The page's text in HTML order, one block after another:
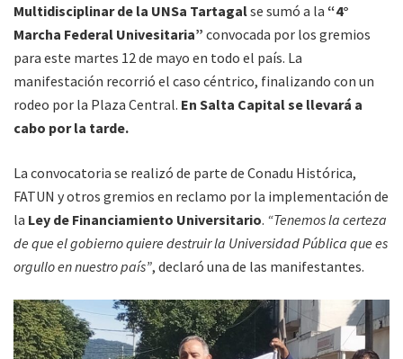
Multidisciplinar de la UNSa Tartagalse sumó a la “4°
Marcha Federal Univesitaria” convocada por los gremios
para este martes 12 de mayo en todo el país. La
manifestación recorrió el caso céntrico, finalizando con un
rodeo por la Plaza Central. En Salta Capital se llevará a
cabo por la tarde.
La convocatoria se realizó de parte de Conadu Histórica,
FATUN y otros gremios en reclamo por la implementación de
la Ley de Financiamiento Universitario. “Tenemos la certeza
de que el gobierno quiere destruir la Universidad Pública que es
orgullo en nuestro país”, declaró una de las manifestantes.